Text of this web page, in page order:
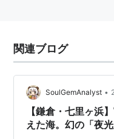
関連ブログ
SoulGemAnalyst •
【鎌倉・七里ヶ浜
えた海。幻の「夜